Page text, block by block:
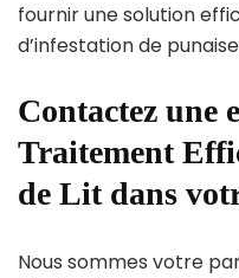
fournir une solution
d’infestation de
Contactez une
Traitement
de Lit dans
Nous sommes votre